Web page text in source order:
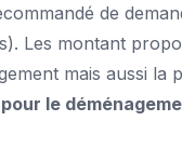
de
Les montant
mais aussi
le